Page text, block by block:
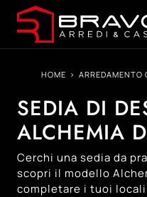
HOME > ARREDAMENTO
SEDIA DI
ALCHEMIA
Cerchi una sedia da
scopri il modello
completare i tuoi